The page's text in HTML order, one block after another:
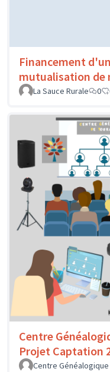
Financement
mutualisation de
La Sauce Rurale
0
Centre
Projet Captation
Centre